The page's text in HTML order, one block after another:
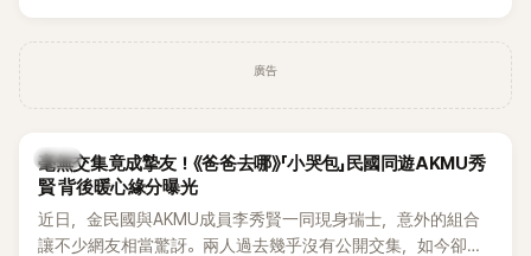
廣告
韓星
毫無交集竟成摯友！《爸爸去哪》「小哭包」民國同遊AKMU秀
賢 背後暖心緣分曝光
近日，金民國與AKMU成員李秀賢一同現身瑞士，意外的組合
讓不少網友相當驚訝。兩人過去幾乎沒有公開交集，如今卻一